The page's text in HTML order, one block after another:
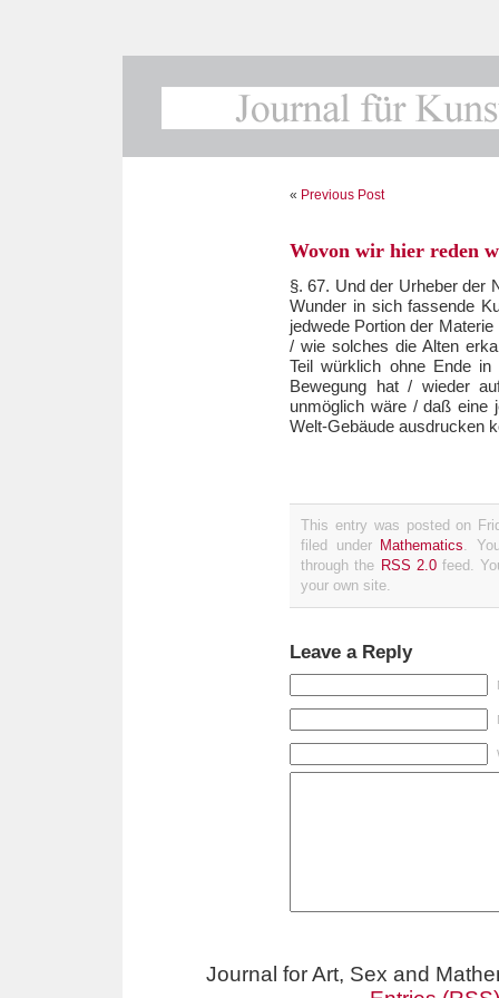
« Previous Post
Wovon wir hier reden
§. 67. Und der Urheber der
Wunder in sich fassende
jedwede Portion der
/ wie solches die Alten
Teil würklich ohne Ende
Bewegung hat / wieder
unmöglich wäre / daß eine
Welt-Gebäude ausdrucken
This entry was posted on
filed under Mathematics.
through the RSS 2.0feed.
your own site.
Leave a Reply
Journal for Art, Sex and